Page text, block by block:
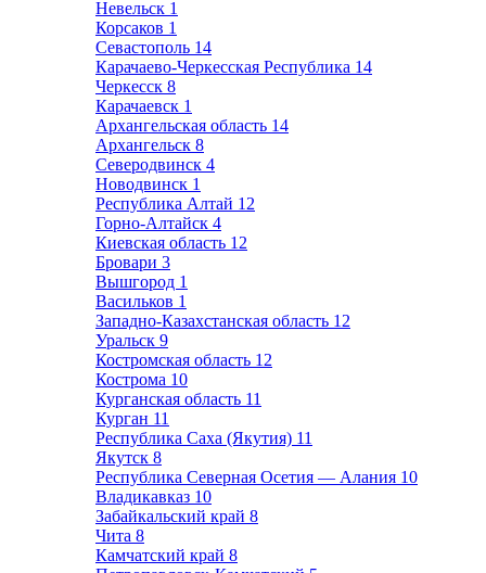
Невельск 1
Корсаков 1
Севастополь 14
Карачаево-Черкесская Республика 14
Черкесск 8
Карачаевск 1
Архангельская область 14
Архангельск 8
Северодвинск 4
Новодвинск 1
Республика Алтай 12
Горно-Алтайск 4
Киевская область 12
Бровари 3
Вышгород 1
Васильков 1
Западно-Казахстанская область 12
Уральск 9
Костромская область 12
Кострома 10
Курганская область 11
Курган 11
Республика Саха (Якутия) 11
Якутск 8
Республика Северная Осетия — Алания 10
Владикавказ 10
Забайкальский край 8
Чита 8
Камчатский край 8